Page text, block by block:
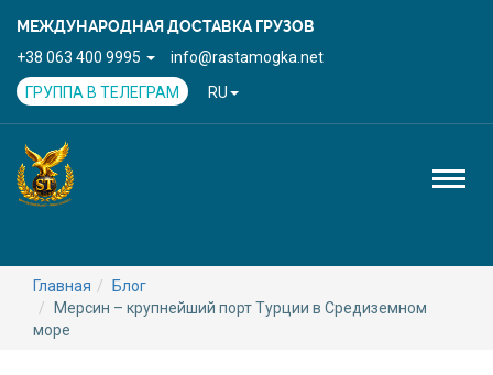
МЕЖДУНАРОДНАЯ ДОСТАВКА ГРУЗОВ
+38 063 400 9995
info@rastamogka.net
ГРУППА В ТЕЛЕГРАМ
RU
Главная
Блог
Мерсин – крупнейший порт Турции в Средиземном
море